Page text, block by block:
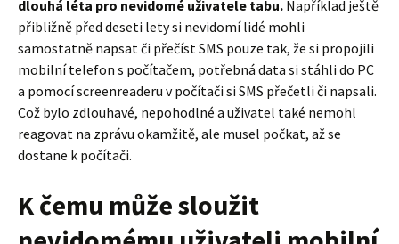
dlouhá léta pro nevidomé uživatele tabu. Například ještě
přibližně před deseti lety si nevidomí lidé mohli
samostatně napsat či přečíst SMS pouze tak, že si propojili
mobilní telefon s počítačem, potřebná data si stáhli do PC
a pomocí screenreaderu v počítači si SMS přečetli či napsali.
Což bylo zdlouhavé, nepohodlné a uživatel také nemohl
reagovat na zprávu okamžitě, ale musel počkat, až se
dostane k počítači.
K čemu může sloužit